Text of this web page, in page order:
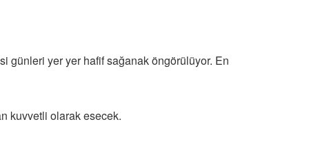
günleri yer yer hafif sağanak öngörülüyor. En
kuvvetli olarak esecek.